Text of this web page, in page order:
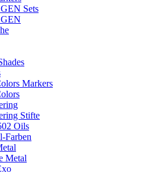
Sets
Markers
Stifte
Oils
Farben
Metal